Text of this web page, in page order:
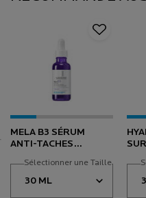
MELA B3 SÉRUM
ANTI-TACHES
INTENSIF
Sélectionner une Taille